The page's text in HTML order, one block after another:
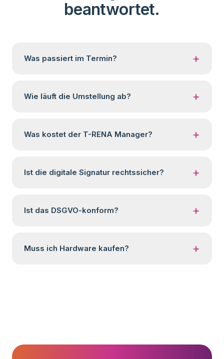
beantwortet.
Was passiert im Termin? +
Wie läuft die Umstellung ab? +
Was kostet der T-RENA Manager? +
Ist die digitale Signatur rechtssicher? +
Ist das DSGVO-konform? +
Muss ich Hardware kaufen? +